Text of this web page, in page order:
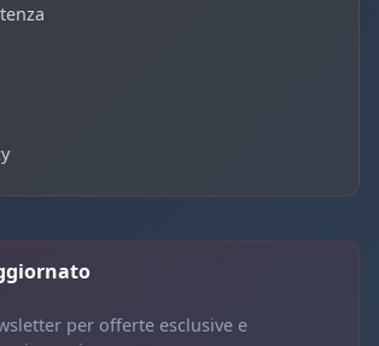
per offerte esclusive e